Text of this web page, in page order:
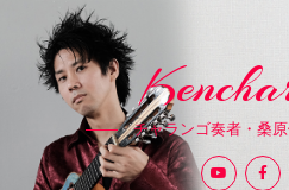
チャランゴ奏者・桑